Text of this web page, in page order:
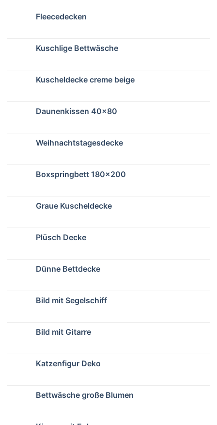
Fleecedecken
Kuschlige Bettwäsche
Kuscheldecke creme beige
Daunenkissen 40×80
Weihnachtstagesdecke
Boxspringbett 180×200
Graue Kuscheldecke
Plüsch Decke
Dünne Bettdecke
Bild mit Segelschiff
Bild mit Gitarre
Katzenfigur Deko
Bettwäsche große Blumen